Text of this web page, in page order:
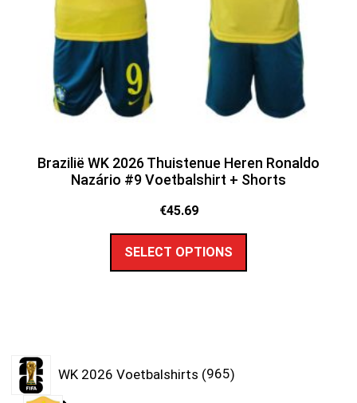
Brazilië WK 2026 Thuistenue Heren Ronaldo
Nazário #9 Voetbalshirt + Shorts
€45.69
SELECT OPTIONS
WK 2026 Voetbalshirts 965